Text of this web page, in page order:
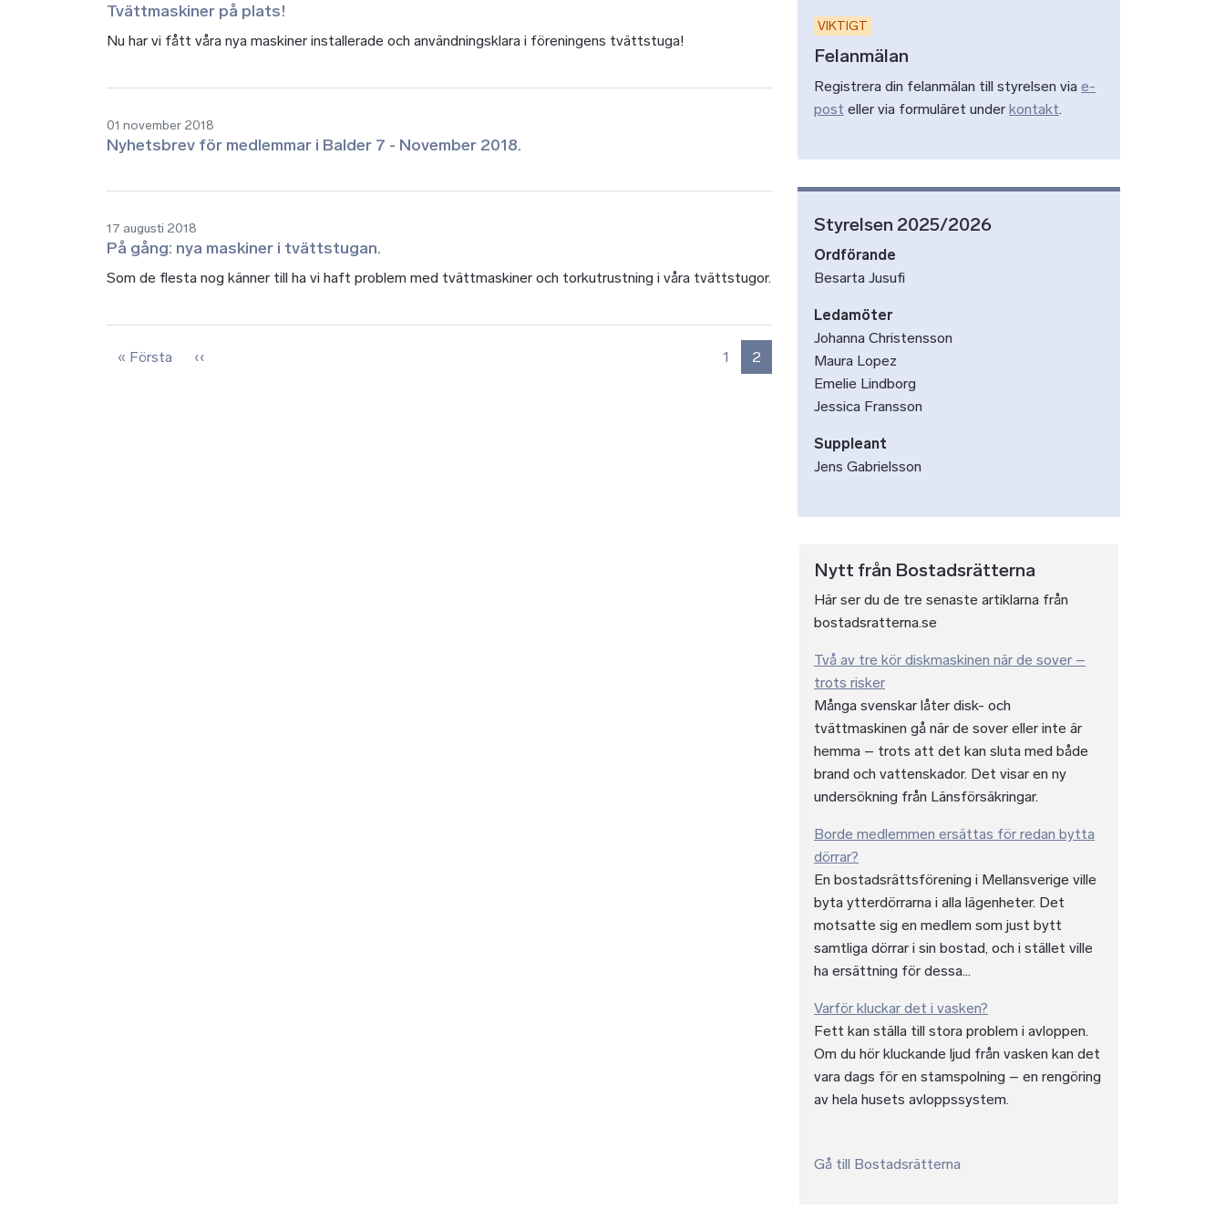
Tvättmaskiner på plats!
Nu har vi fått våra nya maskiner installerade och användningsklara i föreningens tvättstuga!
01 november 2018
Nyhetsbrev för medlemmar i Balder 7 - November 2018.
17 augusti 2018
På gång: nya maskiner i tvättstugan.
Som de flesta nog känner till ha vi haft problem med tvättmaskiner och torkutrustning i våra tvättstugor.
Paginering
« Första Första sidan
‹‹ 1 2
VIKTIGT
Felanmälan
Registrera din felanmälan till styrelsen via e-
post eller via formuläret under kontakt.
Styrelsen 2025/2026
Ordförande
Besarta Jusufi
Ledamöter
Johanna Christensson
Maura Lopez
Emelie Lindborg
Jessica Fransson
Suppleant
Jens Gabrielsson
Nytt från Bostadsrätterna
Här ser du de tre senaste artiklarna från
bostadsratterna.se
Två av tre kör diskmaskinen när de sover –
trots risker
Många svenskar låter disk- och
tvättmaskinen gå när de sover eller inte är
hemma – trots att det kan sluta med både
brand och vattenskador. Det visar en ny
undersökning från Länsförsäkringar.
Borde medlemmen ersättas för redan bytta
dörrar?
En bostadsrättsförening i Mellansverige ville
byta ytterdörrarna i alla lägenheter. Det
motsatte sig en medlem som just bytt
samtliga dörrar i sin bostad, och i stället ville
ha ersättning för dessa...
Varför kluckar det i vasken?
Fett kan ställa till stora problem i avloppen.
Om du hör kluckande ljud från vasken kan det
vara dags för en stamspolning – en rengöring
av hela husets avloppssystem.
Gå till Bostadsrätterna